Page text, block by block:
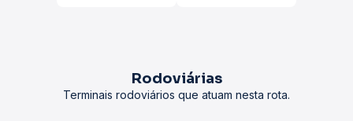
Rodoviárias
Terminais rodoviários que atuam nesta rota.